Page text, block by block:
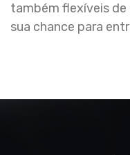
também flexíveis
sua chance para